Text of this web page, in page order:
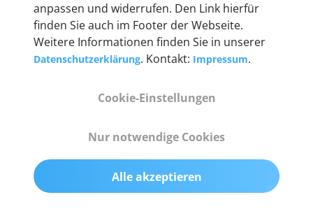
Technische Details &
Lieferumfang
Abmessungen
Gewicht
200 g
anpassen und widerrufen. Den Link hierfür
finden Sie auch im Footer der Webseite.
Weitere Informationen finden Sie in unserer
Datenschutzerklärung. Kontakt: Impressum.
Cookie-Einstellungen
Nur notwendige Cookies
Alle akzeptieren